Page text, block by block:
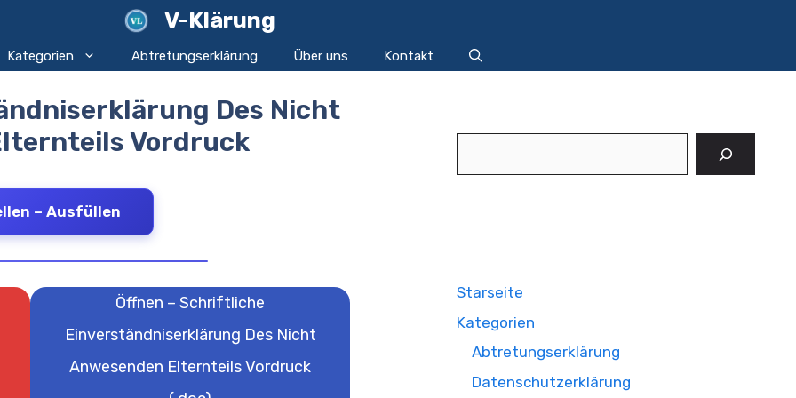
V-Klärung
Kategorien Abtretungserklärung Über uns Kontakt
Des Nicht
Vordruck
– Ausfüllen
Öffnen – Schriftliche
Einverständniserklärung Des Nicht
Anwesenden Elternteils Vordruck
Starseite
Kategorien
Abtretungserklärung
Datenschutzerklärung